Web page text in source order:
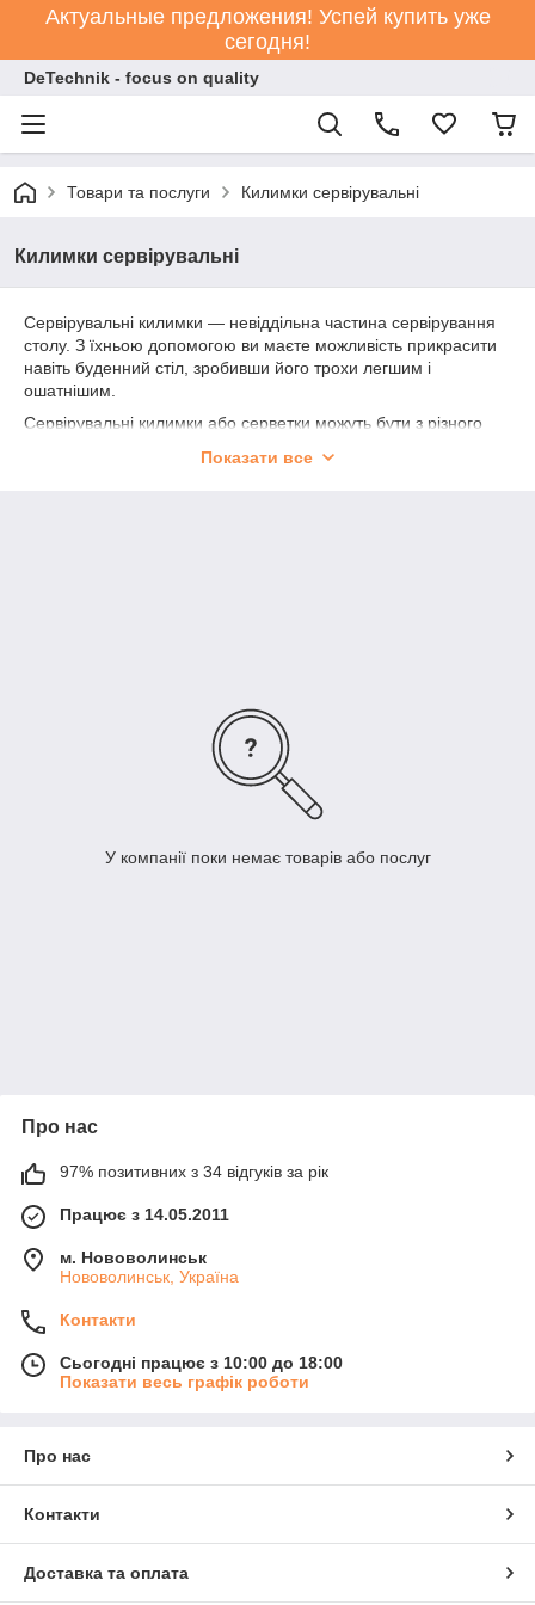
Актуальные предложения! Успей купить уже
сегодня!
DeTechnik - focus on quality
Товари та послуги Килимки сервірувальні
Килимки сервірувальні
Сервірувальні килимки — невіддільна частина сервірування
столу. З їхньою допомогою ви маєте можливість прикрасити
навіть буденний стіл, зробивши його трохи легшим і
ошатнішим.
Сервірувальні килимки або серветки можуть бути з різного
хоч і мають благородний вигляд, але не вирізняються
У цій групі ви знайдете різнобарвні набори килимків, які
потішать око та прикрасять стіл.
Показати все
У компанії поки немає товарів або послуг
Про нас
97% позитивних з 34 відгуків за рік
Працює з 14.05.2011
м. Нововолинськ
Нововолинськ, Україна
Контакти
Сьогодні працює з 10:00 до 18:00
Показати весь графік роботи
Про нас
Контакти
Доставка та оплата